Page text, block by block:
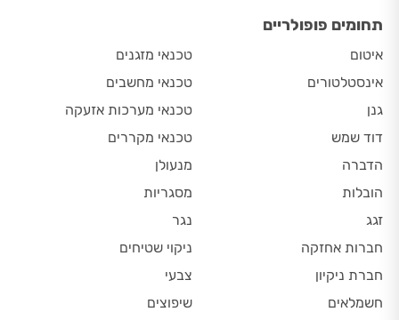
תחומים פופולריים
איטום
אינסטלטורים
גנן
דוד שמש
הדברה
הובלות
זגג
חברות אחזקה
חברת ניקיון
חשמלאים
טכנאי מזגנים
טכנאי מחשבים
טכנאי מערכות אזעקה
טכנאי מקררים
מנעולן
מסגריות
נגר
ניקוי שטיחים
צבעי
שיפוצים